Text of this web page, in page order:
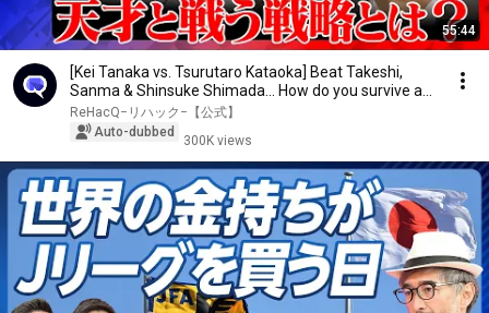
55:44
[Kei Tanaka vs. Tsurutaro Kataoka] Beat Takeshi,
Sanma & Shinsuke Shimada... How do you survive a...
ReHacQ−リハック−【公式】
Auto-dubbed
300K views